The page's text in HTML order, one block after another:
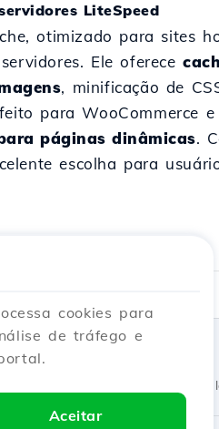
LiteSpeed
otimizado para sites
Ele oferece
, minificação de
para WooCommerce
páginas dinâmicas.
escolha para
cache
e configuração do
cookies para
de tráfego e
Aceitar